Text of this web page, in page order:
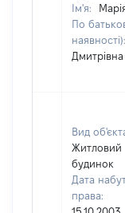
Ім'я:
По
наявності):
Дмитрівна
Вид
Житловий
будинок
Дата
права: